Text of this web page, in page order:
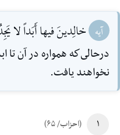
آیه خالِدينَ فيها أَبَداً لا
در‌حالى‌كه همواره در آن تا
نخواهند يافت.
۱ (احزاب/ ۶۵)